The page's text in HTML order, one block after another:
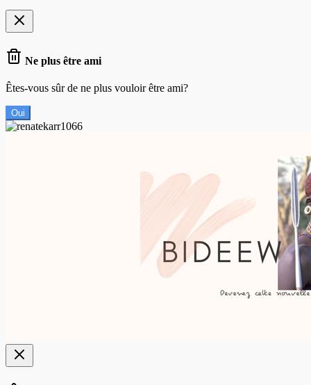
Ne plus être ami
Êtes-vous sûr de ne plus vouloir être ami?
Oui